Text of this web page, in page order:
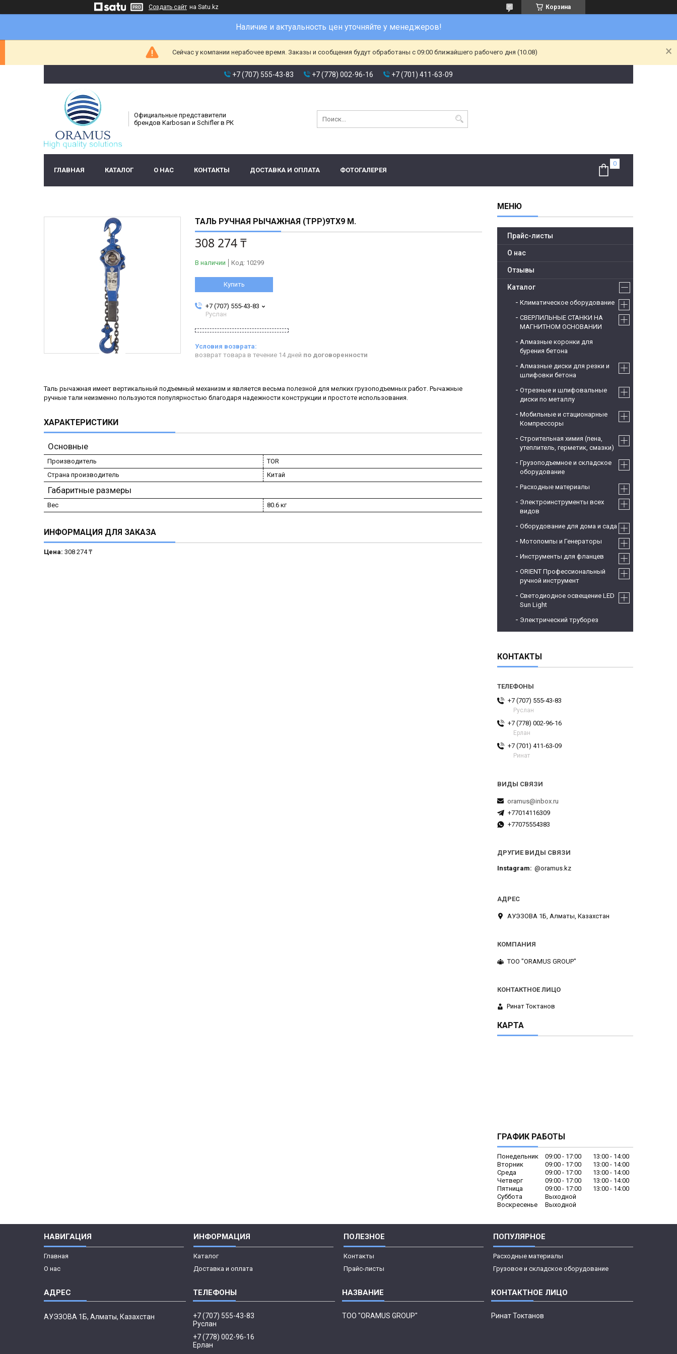
Создать сайт на Satu.kz Корзина
Наличие и актуальность цен уточняйте у менеджеров!
Сейчас у компании нерабочее время. Заказы и сообщения будут обработаны с 09:00 ближайшего рабочего дня (10.08)
+7 (707) 555-43-83 +7 (778) 002-96-16 +7 (701) 411-63-09
Официальные представители
брендов Karbosan и Schifler в РК
ГЛАВНАЯ КАТАЛОГ О НАС КОНТАКТЫ ДОСТАВКА И ОПЛАТА ФОТОГАЛЕРЕЯ
ТАЛЬ РУЧНАЯ РЫЧАЖНАЯ (ТРР)9ТХ9 М.
308 274 ₸
В наличии Код: 10299
Купить
+7 (707) 555-43-83
Руслан
возврат товара в течение 14 дней по договоренности
Таль рычажная имеет вертикальный подъемный механизм и является весьма полезной для мелких грузоподъемных работ. Рычажные
ручные тали неизменно пользуются популярностью благодаря надежности конструкции и простоте использования.
ХАРАКТЕРИСТИКИ
Основные
Производитель
TOR
Страна производитель
Китай
Габаритные размеры
Вес 80.6 кг
ИНФОРМАЦИЯ ДЛЯ ЗАКАЗА
Цена: 308 274 ₸
Прайс-листы
О нас
Отзывы
Каталог
Климатическое оборудование
СВЕРЛИЛЬНЫЕ СТАНКИ НА
МАГНИТНОМ ОСНОВАНИИ
Алмазные коронки для
бурения бетона
Алмазные диски для резки и
шлифовки бетона
Отрезные и шлифовальные
диски по металлу
Мобильные и стационарные
Компрессоры
Строительная химия (пена,
утеплитель, герметик, смазки)
Грузоподъемное и складское
оборудование
Расходные материалы
Электроинструменты всех
видов
Оборудование для дома и сада
Мотопомпы и Генераторы
Инструменты для фланцев
ORIENT Профессиональный
ручной инструмент
Светодиодное освещение LED
Sun Light
Электрический труборез
КОНТАКТЫ
+7 (707) 555-43-83
Руслан
+7 (778) 002-96-16
Ерлан
+7 (701) 411-63-09
Ринат
oramus@inbox.ru
+77014116309
+77075554383
ДРУГИЕ ВИДЫ СВЯЗИ
Instagram @oramus.kz
АУЭЗОВА 1Б, Алматы, Казахстан
ТОО "ORAMUS GROUP"
Ринат Токтанов
КАРТА
ГРАФИК РАБОТЫ
Понедельник 09:00 17:00 13:00
14:00
Вторник
09:00 17:00 13:00
14:00
Среда
09:00 17:00 13:00
14:00
Четверг
09:00 17:00 13:00
14:00
Пятница
09:00 17:00 13:00
14:00
Суббота
Выходной
Воскресенье
Выходной
НАВИГАЦИЯ
Главная
О нас
ИНФОРМАЦИЯ
Каталог
Доставка и оплата
ПОЛЕЗНОЕ
Контакты
Прайс-листы
ПОПУЛЯРНОЕ
Расходные материалы
Грузовое и складское оборудование
АУЭЗОВА 1Б, Алматы, Казахстан
+7 (707) 555-43-83
Руслан
+7 (778) 002-96-16
Ерлан
ТОО "ORAMUS GROUP" Ринат Токтанов